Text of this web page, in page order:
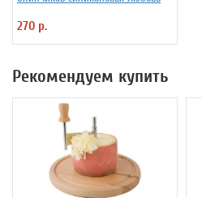
270 р.
Рекомендуем купить